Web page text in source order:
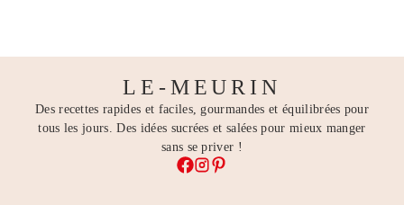
LE-MEURIN
Des recettes rapides et faciles, gourmandes et équilibrées pour
tous les jours. Des idées sucrées et salées pour mieux manger
sans se priver !